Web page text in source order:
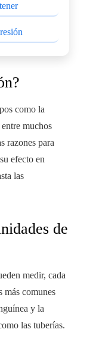
como la
muchos
razones para
efecto en
las
de
medir, cada
más comunes
y la
las tuberías.